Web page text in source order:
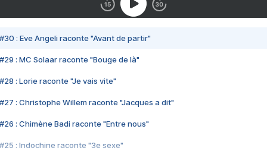
#30 : Eve Angeli raconte "Avant de partir"
#29 : MC Solaar raconte "Bouge de là"
#28 : Lorie raconte "Je vais vite"
#27 : Christophe Willem raconte "Jacques a dit"
#26 : Chimène Badi raconte "Entre nous"
#25 : Indochine raconte "3e sexe"